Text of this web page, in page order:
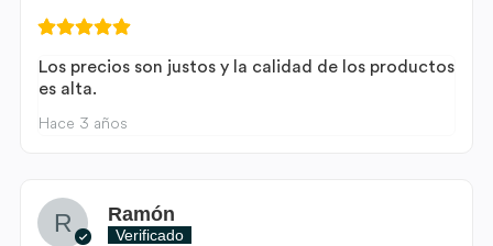
Los precios son justos y la calidad de los productos
es alta.
Hace 3 años
Ramón
Verificado